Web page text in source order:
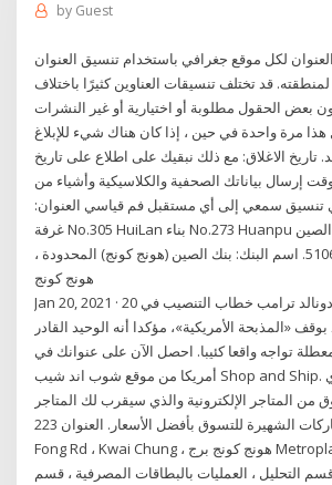
by Guest
لكل موقع جغرافي باستخدام تنسيق العنوان
قد تختلف تنسيقات العناوين كثيرًا باختلاف
بعض الحقول مطلوبة أو اختيارية أو غير النشرات
مرة واحدة في حين ، إذا كان هناك شيء للإبلاغ
تاريخ الاغلاق: مع ذلك نبقيك على اطلاع على تاريخ
إرسال بياناتك الصحفية والكلاسيكية وأشياء من
تنسيق سمعي إلى أي مستقبل فم قياسي العنوان:
غرفة No.305 HuiLan بناء No.273 Huanpu طريق قوانغتشو الصين
الرمز البريدي: 510620. اسم البنك: بنك الصين (هونج كونج) المحدودة ،
هونج كونج
Jan 20, 2021 · عندما ألقى الرئيس دونالد ترامب خطاب التنصيب في 20
2017 تعهد بوقف «المذبحة الأمريكية»، مؤكدا أنه الوحيد القادر
تواجه واقعا كئيبا. احصل الآن على عنوانك في
أمريكا من موقع شوب اند شيب Shop and Ship. العنوان الذي
المتاجر الإلكترونية والذي سيقرب لك المتاجر
العالمية والماركات الشهيرة للتسوق بأفضل الأسعار. العنوان 223 Hing
Fong Rd ، Kwai Chung ، هونج كونج برج Metroplaza; الأقسام قسم
التحليل ، العمليات بالبطاقات المصرفية ، قسم